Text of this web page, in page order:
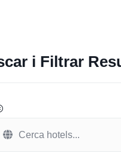
i Filtrar